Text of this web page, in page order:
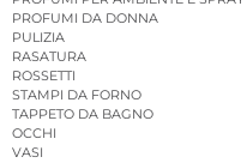
PROFUMI DA DONNA
PULIZIA
RASATURA
ROSSETTI
STAMPI DA FORNO
TAPPETO DA BAGNO
OCCHI
VASI